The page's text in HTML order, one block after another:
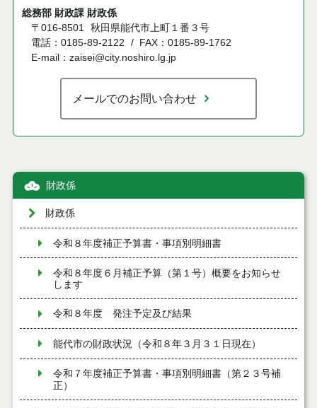
総務部 財政課 財政係
〒016-8501
秋田県能代市上町１番３号
電話：0185-89-2122
FAX：0185-89-1762
E-mail：zaisei@city.noshiro.lg.jp
メールでのお問い合わせ
財政係
財政係
令和８年度補正予算書・事項別明細書
令和８年度６月補正予算（第１号）概要をお知らせ
します
令和８年度 発注予定及び結果
能代市の財政状況（令和８年３月３１日現在）
令和７年度補正予算書・事項別明細書（第２３号補
正）